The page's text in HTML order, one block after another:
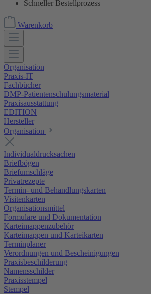
Schneller Bestellprozess
Warenkorb
Organisation
Praxis-IT
Fachbücher
DMP-Patientenschulungsmaterial
Praxisausstattung
EDITION
Hersteller
Organisation
Individualdrucksachen
Briefbögen
Briefumschläge
Privatrezepte
Termin- und Behandlungskarten
Visitenkarten
Organisationsmittel
Formulare und Dokumentation
Karteimappenzubehör
Karteimappen und Karteikarten
Terminplaner
Verordnungen und Bescheinigungen
Praxisbeschilderung
Namensschilder
Praxisstempel
Stempel